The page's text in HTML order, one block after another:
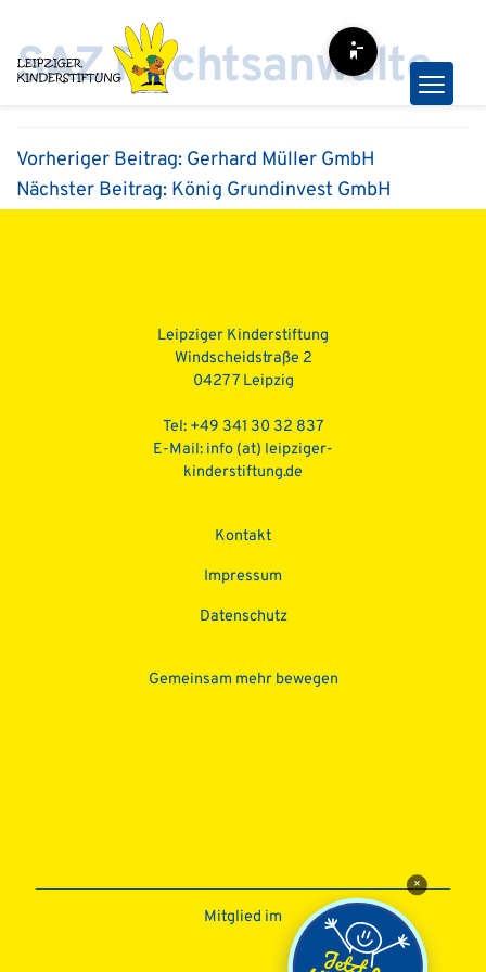
Inhalt
springen
S·A·Z Rechtsanwälte
Vorheriger Beitrag: Gerhard Müller GmbH
Nächster Beitrag: König Grundinvest GmbH
Leipziger Kinderstiftung
Windscheidstraße 2
04277 Leipzig
Tel: +49 341 30 32 837
E-Mail: info (at) leipziger-
kinderstiftung.de
Kontakt
Impressum
Datenschutz­
Gemeinsam mehr bewegen
Mitglied im
Barrierefreiheit-
×